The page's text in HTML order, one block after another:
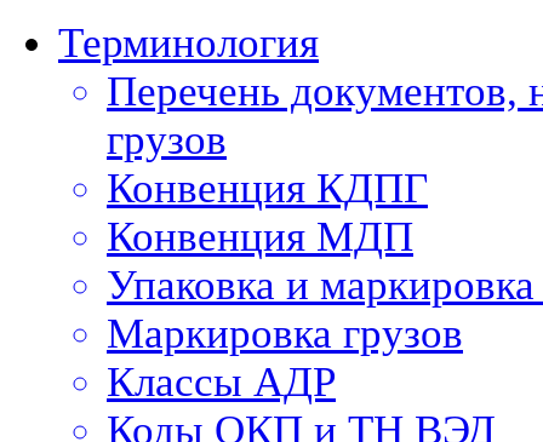
Терминология
Перечень документов,
грузов
Конвенция КДПГ
Конвенция МДП
Упаковка и
Маркировка грузов
Классы АДР
Коды ОКП и ТН ВЭД